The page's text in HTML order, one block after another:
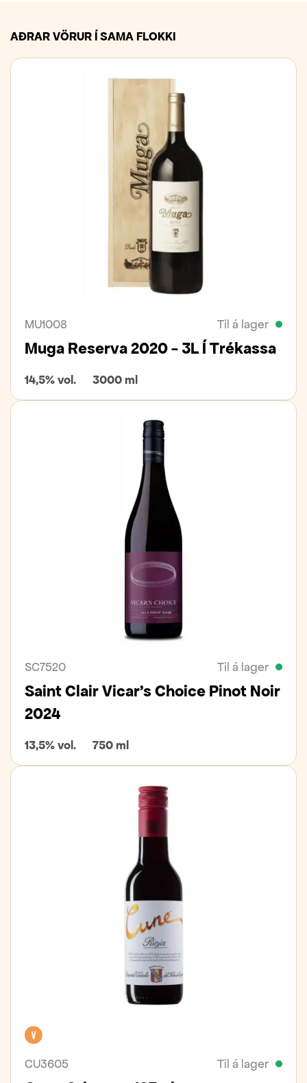
AÐRAR VÖRUR Í SAMA FLOKKI
MU1008 Til á lager
Muga Reserva 2020 - 3L Í Trékassa
14,5% vol. 3000 ml
SC7520 Til á lager
Saint Clair Vicar's Choice Pinot Noir
2024
13,5% vol. 750 ml
CU3605 Til á lager